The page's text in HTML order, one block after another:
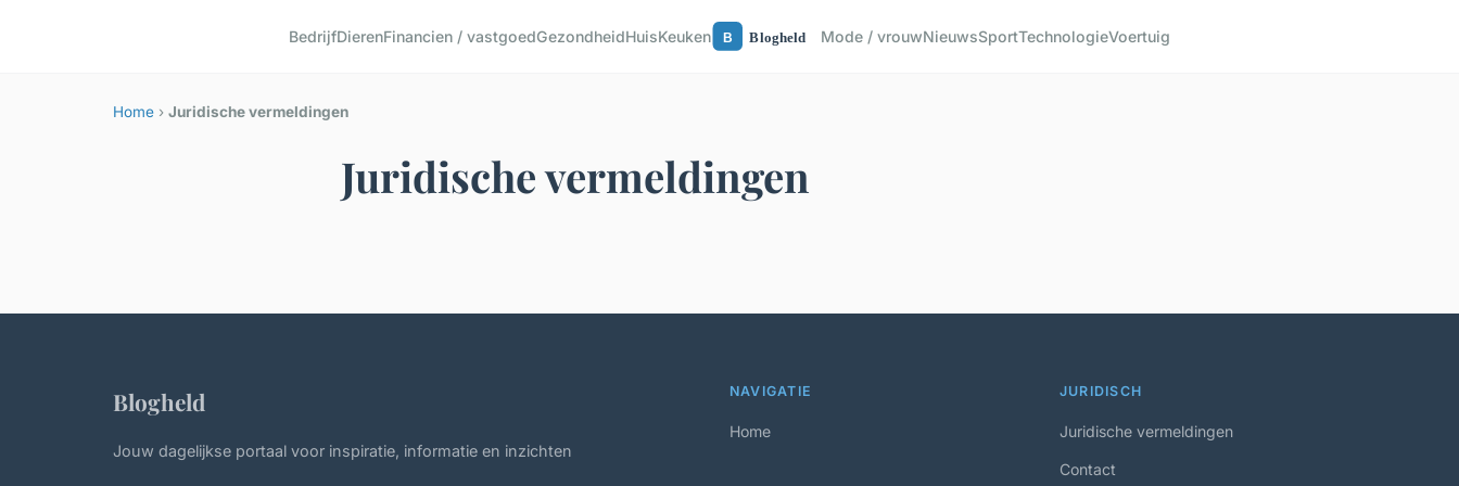
BedrijfDierenFinancien / vastgoedGezondheidHuisKeuken Mode / vrouwNieuwsSportTechnologieVoertuig
Home › Juridische vermeldingen
Juridische vermeldingen
Blogheld
Jouw dagelijkse portaal voor inspiratie, informatie en inzichten
NAVIGATIE
Home
JURIDISCH
Juridische vermeldingen
Contact